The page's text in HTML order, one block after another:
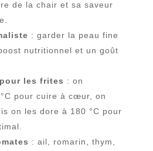
de la chair et sa saveur
: garder la peau fine
nutritionnel et un goût
les frites : on
pour cuire à cœur, on
on les dore à 180 °C pour
: ail, romarin, thym,